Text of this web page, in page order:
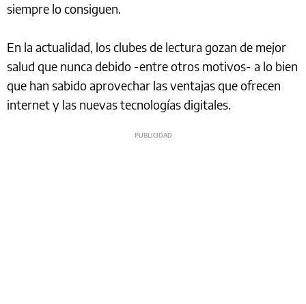
siempre lo consiguen.
En la actualidad, los clubes de lectura gozan de mejor
salud que nunca debido -entre otros motivos- a lo bien
que han sabido aprovechar las ventajas que ofrecen
internet y las nuevas tecnologías digitales.